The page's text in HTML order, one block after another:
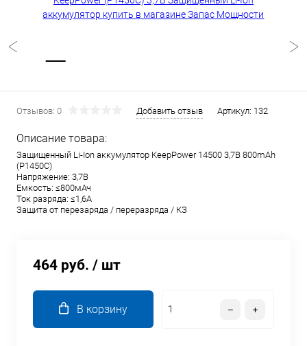
Отзывов: 0 Добавить отзыв Артикул: 132
Описание товара:
Защищенный Li-Ion аккумулятор KeepPower 14500 3,7В 800mAh
(P1450С)
Напряжение: 3,7В
Емкость: ≤800мАч
Ток разряда: ≤1,6А
Защита от перезаряда / переразряда / КЗ
464 руб. / шт
В корзину